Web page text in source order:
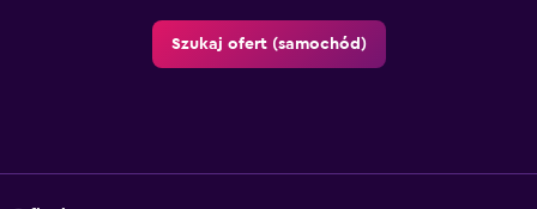
Szukaj ofert (samochód)